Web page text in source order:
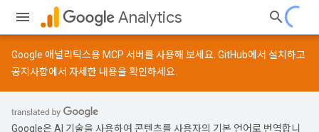
Analytics
Google 애널리틱스용 MCP 서버를 사용해 보세요. GitHub에서 설치하고
공지사항에서 자세한 내용을 확인하세요.
Google은 AI 기술을 사용하여 콘텐츠를 사용자의 기본 언어로 번역합니